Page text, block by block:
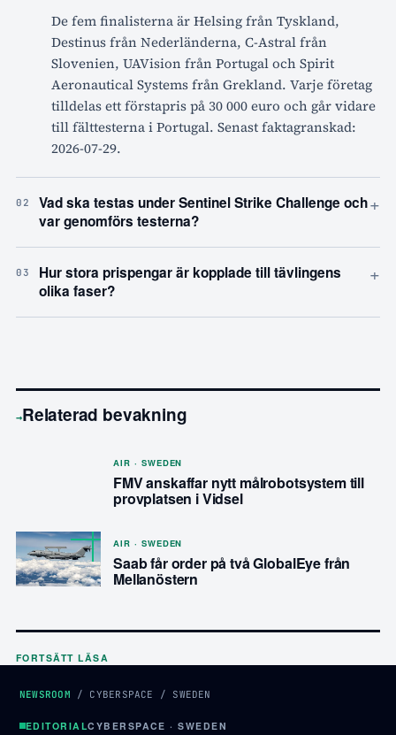
De fem finalisterna är Helsing från Tyskland,
Destinus från Nederländerna, C-Astral från
Slovenien, UAVision från Portugal och Spirit
Aeronautical Systems från Grekland. Varje företag
tilldelas ett förstapris på 30 000 euro och går vidare
till fälttesterna i Portugal. Senast faktagranskad:
2026-07-29.
02
Vad ska testas under Sentinel Strike Challenge och
var genomförs testerna?
+
03
Hur stora prispengar är kopplade till tävlingens
olika faser?
+
→Relaterad bevakning
AIR · SWEDEN
FMV anskaffar nytt målrobotsystem till
provplatsen i Vidsel
AIR · SWEDEN
Saab får order på två GlobalEye från
Mellanöstern
FORTSÄTT LÄSA
NEWSROOM / CYBERSPACE / SWEDEN
EDITORIALCYBERSPACE · SWEDEN